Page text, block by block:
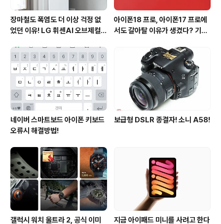
장마철도 폭염도 더 이상 걱정 없
었던 이유! LG 휘센AI 오브제컬렉
사용 후기
아이폰18 프로, 아이폰17 프로에
서도 갈아탈 이유가 생겼다? 기대
네이버 스마트보드 아이폰 키보드
오류시 해결방법!
보급형 DSLR 종결자! 소니 A58!
갤럭시 워치 울트라 2, 공식 이미 지금 아이패드 미니를 사려고 한다